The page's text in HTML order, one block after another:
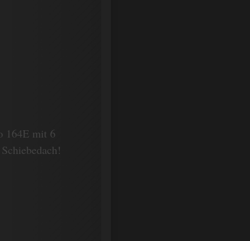
164E mit 6